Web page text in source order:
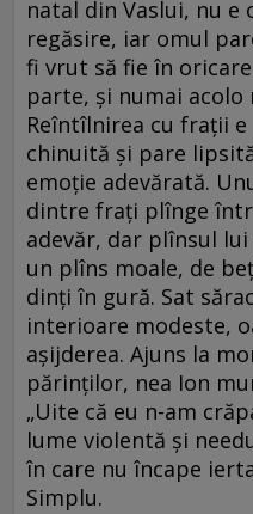
natal din Vaslui, nu e
regăsire, iar omul
fi vrut să fie în
parte, şi numai acolo
Reîntîlnirea cu fraţii e
chinuită şi pare
emoţie adevărată.
dintre fraţi plînge
adevăr, dar plînsul
un plîns moale, de
dinţi în gură. Sat
interioare modeste,
aşijderea. Ajuns la
părinţilor, nea Ion
„Uite că eu n-am
lume violentă şi
în care nu încape
Simplu.